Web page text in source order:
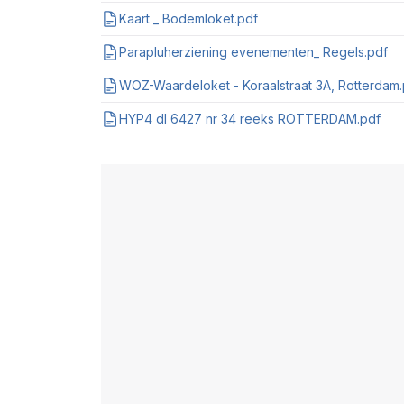
Kaart _ Bodemloket.pdf
Parapluherziening evenementen_ Regels.pdf
WOZ-Waardeloket - Koraalstraat 3A,
HYP4 dl 6427 nr 34 reeks ROTTERDAM.pdf